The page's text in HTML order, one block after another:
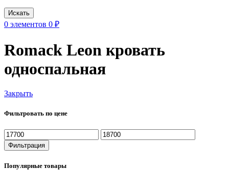
Искать
0 элементов 0 ₽
Romack Leon кровать
односпальная
Закрыть
Фильтровать по цене
Минимальная
цена
Максимальная
цена
Фильтрация
Популярные товары